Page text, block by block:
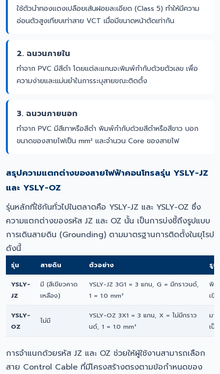
ใช้ตัวนำทองแดงเปลือยเส้นฝอยละเอียด (Class 5) ทำให้มีความ
อ่อนตัวสูงเทียบเท่าสาย VCT เมื่อมีขนาดหน้าตัดเท่ากัน
2. ฉนวนภายใน
ทำจาก PVC มีสีดำ โดยแต่ละแกนจะพิมพ์กำกับด้วยตัวเลข เพื่อ
ความง่ายและแม่นยำในการระบุสายขณะติดตั้ง
3. ฉนวนภายนอก
ทำจาก PVC มีสีเทาหรือสีดำ พิมพ์กำกับด้วยสีดำหรือสีขาว บอก
ขนาดของสายไฟเป็น mm² และจำนวน Core ของสายไฟ
สรุปความแตกต่างของสายไฟฟ้าคอนโทรลรุ่น YSLY-JZ
และ YSLY-OZ
รุ่นหลักที่ใช้กันทั่วไปในตลาดคือ YSLY-JZ และ YSLY-OZ ซึ่ง
ความแตกต่างของรหัส JZ และ OZ นั้น เป็นการบ่งชี้ถึงรูปแบบ
การเดินสายดิน (Grounding) ตามมาตรฐานการติดตั้งในยุโรป
ดังนี้
รุ่น สายดิน ตัวอย่าง รูป
YSLY-
JZ
มี (สีเขียวคาด
เหลือง)
YSLY-JZ 3G1 = 3 แกน, G = มีกราวนด์,
1 = 1.0 mm²
พิม
เขี
YSLY-
OZ
ไม่มี
YSLY-OZ 3X1 = 3 แกน, X = ไม่มีกราว
นด์, 1 = 1.0 mm²
มา
เป็
การจำแนกด้วยรหัส JZ และ OZ ช่วยให้ผู้ใช้งานสามารถเลือก
สาย Control Cable ที่มีโครงสร้างตรงตามข้อกำหนดของ